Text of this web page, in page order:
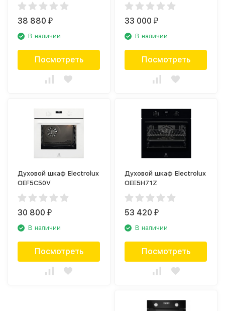
38 880₽
В наличии
Посмотреть
33 000₽
В наличии
Посмотреть
Духовой шкаф Electrolux
OEF5C50V
30 800₽
В наличии
Посмотреть
Духовой шкаф Electrolux
OEE5H71Z
53 420₽
В наличии
Посмотреть